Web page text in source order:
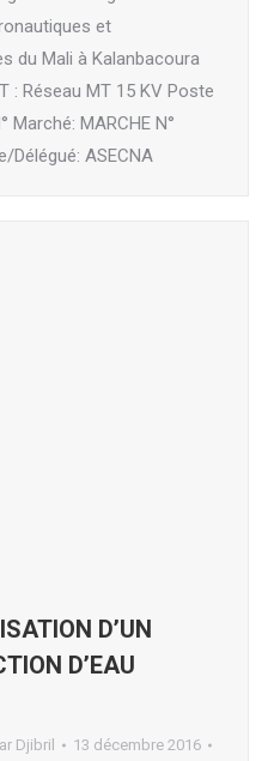
et
du Mali à Kalanbacoura
: Réseau MT 15 KV Poste
MARCHE N°
Délégué: ASECNA
D’UN
D’EAU
Djibril
13 décembre 2016